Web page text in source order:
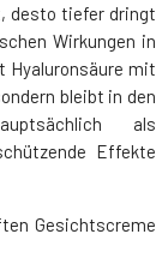
desto tiefer dringt
Wirkungen in
Hyaluronsäure mit
bleibt in den
als
Effekte
Gesichtscreme